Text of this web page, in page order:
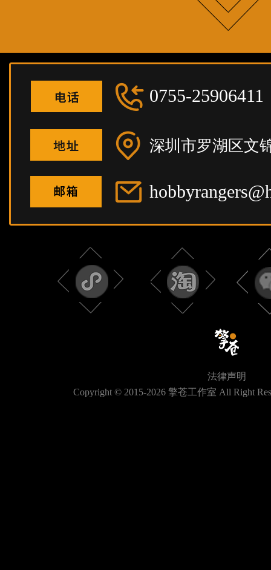
0755-25906411
深圳市罗湖区文
法律声明
Copyright © 2015-2026 擎苍工作室 All Right